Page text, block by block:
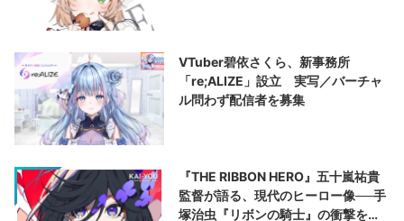
VTuber碧依さくら、新事務所
「re;ALIZE」設立 実写／バーチャ
ル問わず配信者を募集
『THE RIBBON HERO』五十嵐祐貴
監督が語る、現代のヒーロー像──手
塚治虫『リボンの騎士』の衝撃を再